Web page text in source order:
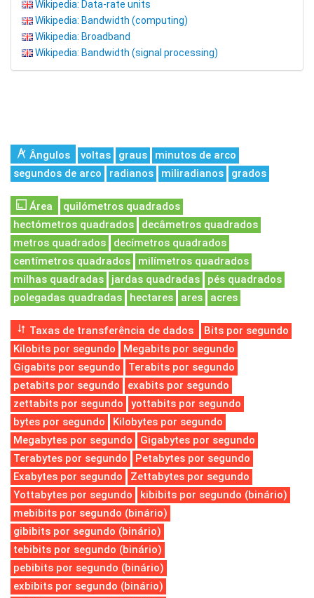
Wikipedia: Data-rate units
Wikipedia: Bandwidth (computing)
Wikipedia: Broadband
Wikipedia: Bandwidth (signal processing)
Ângulos voltas graus
minutos de arco
segundos de arco
radianos miliradianos grados
Área
quilómetros quadrados
hectómetros quadrados
decâmetros quadrados
metros quadrados
decímetros quadrados
centímetros quadrados
milímetros quadrados
milhas quadradas
jardas quadradas
pés quadrados
polegadas quadradas
hectares ares acres
Taxas de transferência de dados
Bits por segundo
Kilobits por segundo
Megabits por segundo
Gigabits por segundo
Terabits por segundo
petabits por segundo
exabits por segundo
zettabits por segundo
yottabits por segundo
bytes por segundo
Kilobytes por segundo
Megabytes por segundo
Gigabytes por segundo
Terabytes por segundo
Petabytes por segundo
Exabytes por segundo
Zettabytes por segundo
Yottabytes por segundo
kibibits por segundo (binário)
mebibits por segundo (binário)
gibibits por segundo (binário)
tebibits por segundo (binário)
pebibits por segundo (binário)
exbibits por segundo (binário)